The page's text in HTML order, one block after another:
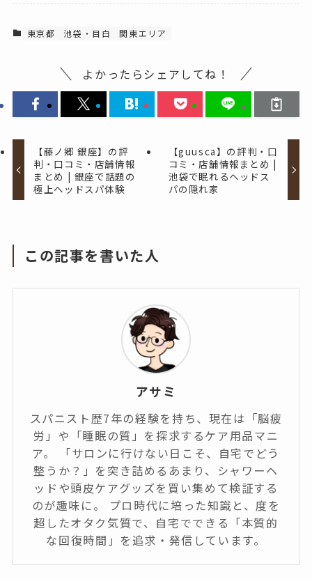
東京都 池袋・目白 関東エリア
よかったらシェアしてね！
【藤ノ郷 銀座】の評
判・口コミ・店舗情報
まとめ | 銀座で話題の
極上ヘッドスパ体験
【guusca】の評判・口
コミ・店舗情報まとめ |
池袋で眠れるヘッドス
パの隠れ家
この記事を書いた人
アサミ
スパニスト歴7年の経験を持ち、現在は「脳疲
労」や「睡眠の質」を探求するケア用品マニ
ア。 「サロンに行けない日こそ、自宅でどう
整うか？」を突き詰めるあまり、シャワーヘ
ッドや頭皮ケアグッズを買い集めて検証する
のが趣味に。 プロ時代に培った知識と、度を
超したオタク気質で、自宅でできる「本質的
な回復時間」を追求・発信しています。